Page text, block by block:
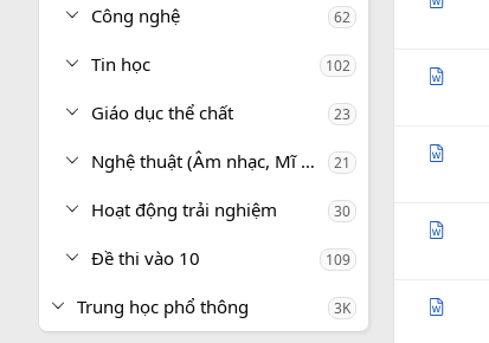
Công nghệ 62
Tin học 102
Giáo dục thể chất 23
Nghệ thuật (Âm nhạc, Mĩ thuật) 21
Hoạt động trải nghiệm 30
Đề thi vào 10 109
Trung học phổ thông 3K